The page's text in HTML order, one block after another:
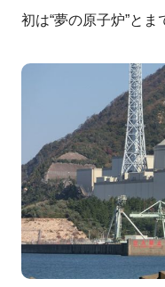
初は“夢の原子炉”とま